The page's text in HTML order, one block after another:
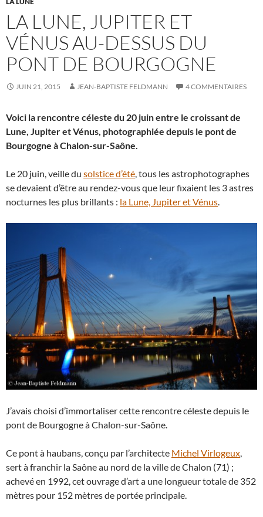
LA LUNE, JUPITER ET
VÉNUS AU-DESSUS DU
PONT DE BOURGOGNE
JUIN 21, 2015 JEAN-BAPTISTE FELDMANN 4 COMMENTAIRES
Voici la rencontre céleste du 20 juin entre le croissant de
Lune, Jupiter et Vénus, photographiée depuis le pont de
Bourgogne à Chalon-sur-Saône.
Le 20 juin, veille du solstice d’été, tous les astrophotographes
se devaient d’être au rendez-vous que leur fixaient les 3 astres
nocturnes les plus brillants : la Lune, Jupiter et Vénus.
J’avais choisi d’immortaliser cette rencontre céleste depuis le
pont de Bourgogne à Chalon-sur-Saône.
Ce pont à haubans, conçu par l’architecte Michel Virlogeux,
sert à franchir la Saône au nord de la ville de Chalon (71) ;
achevé en 1992, cet ouvrage d’art a une longueur totale de 352
mètres pour 152 mètres de portée principale.